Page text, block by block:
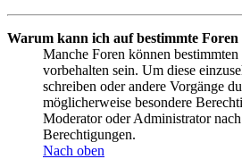
Warum kann ich auf bestimmte Foren
Manche Foren können
vorbehalten sein. Um diese
schreiben oder andere Vorgänge
möglicherweise besondere
Moderator oder Administrator nach
Berechtigungen.
Nach oben